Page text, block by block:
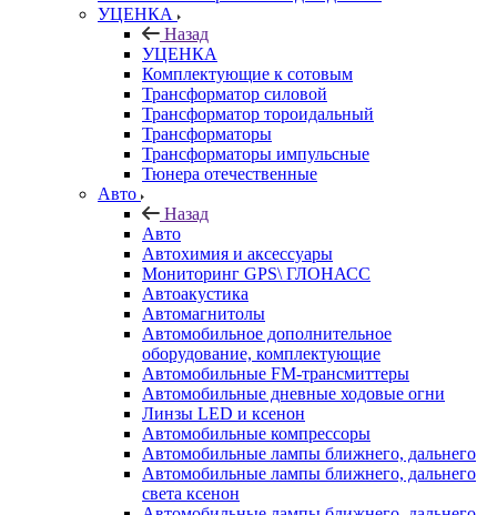
УЦЕНКА
Назад
УЦЕНКА
Комплектующие к сотовым
Трансформатор силовой
Трансформатор тороидальный
Трансформаторы
Трансформаторы импульсные
Тюнера отечественные
Авто
Назад
Авто
Автохимия и аксессуары
Мониторинг GPS\ ГЛОНАСС
Автоакустика
Автомагнитолы
Автомобильное дополнительное
оборудование, комплектующие
Автомобильные FM-трансмиттеры
Автомобильные дневные ходовые огни
Линзы LED и ксенон
Автомобильные компрессоры
Автомобильные лампы ближнего, дальнего
Автомобильные лампы ближнего, дальнего
света ксенон